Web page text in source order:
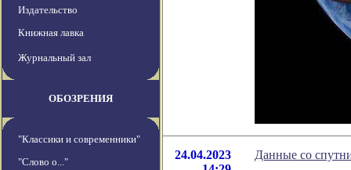
Издательство
Книжная лавка
Журнальный зал
ОБОЗРЕНИЯ
"Классики и современники"
"Слово о..."
24.04.2023
Данные со